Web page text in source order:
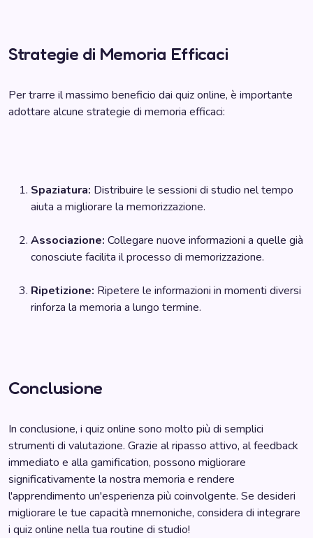
Strategie di Memoria Efficaci
Per trarre il massimo beneficio dai quiz online, è importante
adottare alcune strategie di memoria efficaci:
Spaziatura: Distribuire le sessioni di studio nel tempo
aiuta a migliorare la memorizzazione.
Associazione: Collegare nuove informazioni a quelle già
conosciute facilita il processo di memorizzazione.
Ripetizione: Ripetere le informazioni in momenti diversi
rinforza la memoria a lungo termine.
Conclusione
In conclusione, i quiz online sono molto più di semplici
strumenti di valutazione. Grazie al ripasso attivo, al feedback
immediato e alla gamification, possono migliorare
significativamente la nostra memoria e rendere
l'apprendimento un'esperienza più coinvolgente. Se desideri
migliorare le tue capacità mnemoniche, considera di integrare
i quiz online nella tua routine di studio!